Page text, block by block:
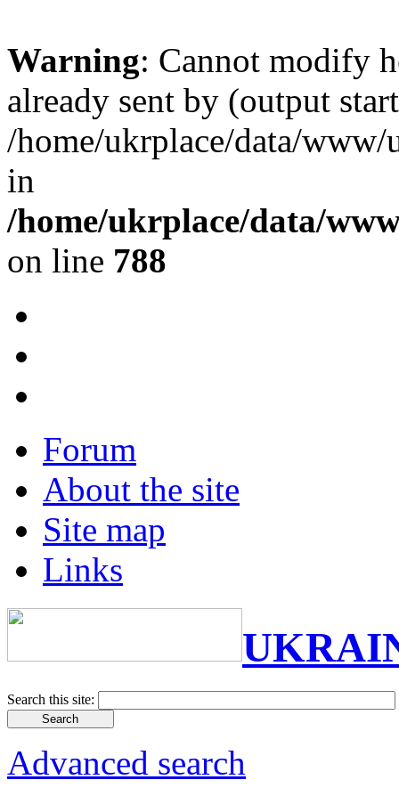
Warning: Cannot modify
already sent by (output
/home/ukrplace/data/
in
/home/ukrplace/data/
on line 788
Forum
About the site
Site map
Links
Search this site:
Advanced search